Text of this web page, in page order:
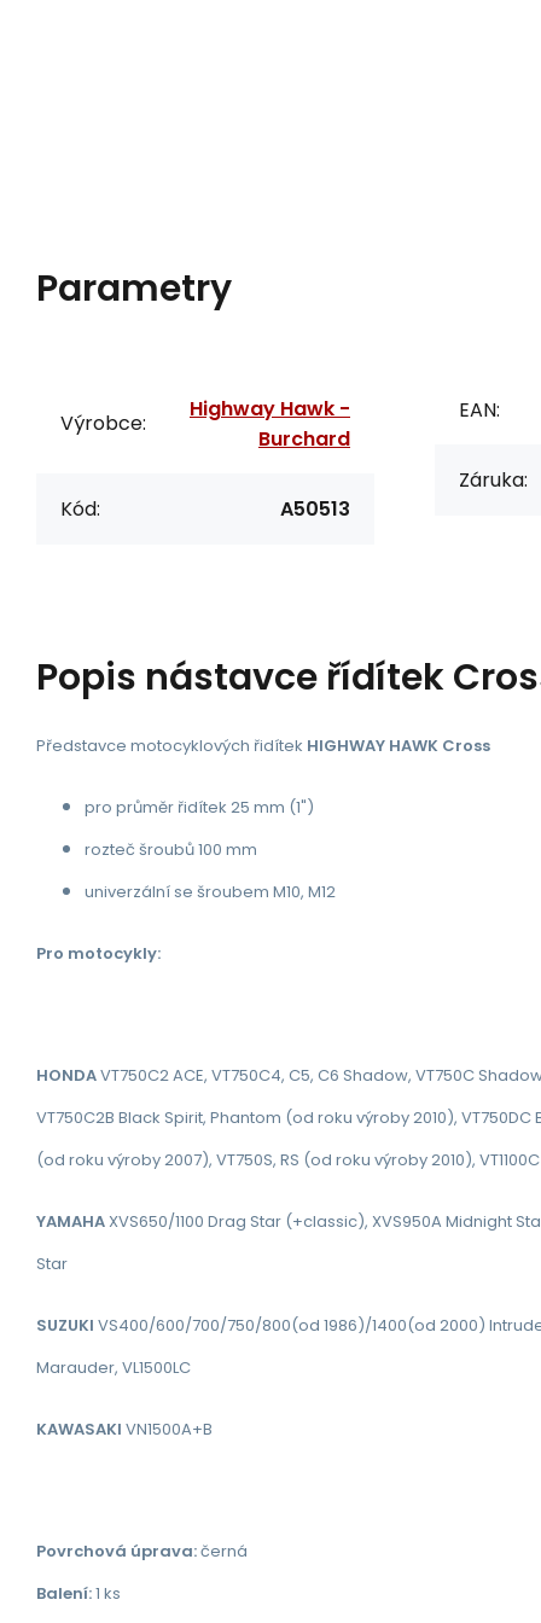
Parametry
Výrobce:
Highway Hawk -
Burchard
Kód: A50513
EAN:
Záruka:
Popis nástavce řídítek
Představce motocyklových řidítek HIGHWAY HAWK Cross
pro průměr řidítek 25 mm (1")
rozteč šroubů 100 mm
univerzální se šroubem M10, M12
Pro motocykly:
HONDAVT750C2 ACE, VT750C4, C5, C6 Shadow, VT750C
VT750C2B Black Spirit, Phantom (od roku výroby 2010),
(od roku výroby 2007), VT750S, RS (od roku výroby 2010),
YAMAHA XVS650/1100 Drag Star (+classic), XVS950A Midnight
Star
SUZUKI VS400/600/700/750/800(od 1986)/1400(od 2000)
Marauder, VL1500LC
KAWASAKI VN1500A+B
Povrchová úprava:černá
Balení:1 ks